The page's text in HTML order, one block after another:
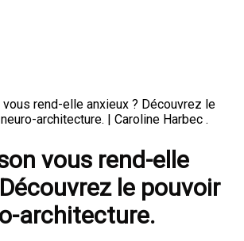
rend-elle anxieux ? Découvrez le
architecture. | Caroline Harbec .
vous rend-elle
le pouvoir
architecture.